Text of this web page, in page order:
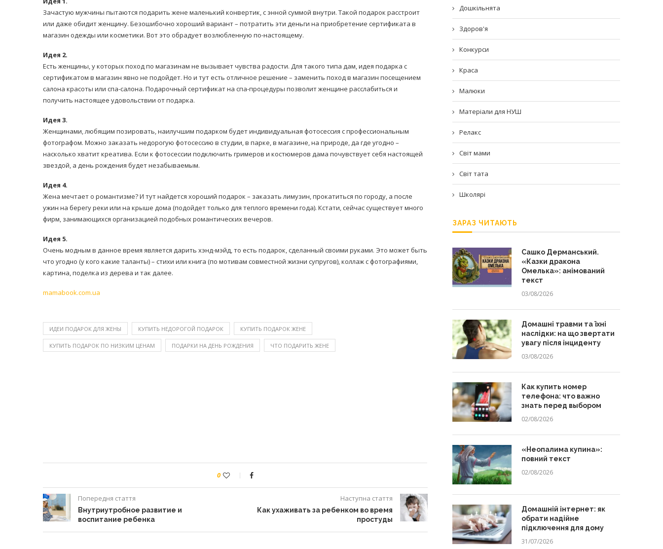
Зачастую мужчины пытаются подарить жене маленький конвертик, с энной суммой внутри. Такой подарок расстроит
или даже обидит женщину. Безошибочно хороший вариант – потратить эти деньги на приобретение сертификата в
магазин одежды или косметики. Вот это обрадует возлюбленную по-настоящему.
Идея 2.
Есть женщины, у которых поход по магазинам не вызывает чувства радости. Для такого типа дам, идея подарка с
сертификатом в магазин явно не подойдет. Но и тут есть отличное решение – заменить поход в магазин посещением
салона красоты или спа-салона. Подарочный сертификат на спа-процедуры позволит женщине расслабиться и
получить настоящее удовольствии от подарка.
Идея 3.
Женщинами, любящим позировать, наилучшим подарком будет индивидуальная фотосессия с профессиональным
фотографом. Можно заказать недорогую фотосессию в студии, в парке, в магазине, на природе, да где угодно –
насколько хватит креатива. Если к фотосессии подключить гримеров и костюмеров дама почувствует себя настоящей
звездой, а день рождения будет незабываемым.
Идея 4.
Жена мечтает о романтизме? И тут найдется хороший подарок – заказать лимузин, прокатиться по городу, а после
ужин на берегу реки или на крыше дома (подойдет только для теплого времени года). Кстати, сейчас существует много
фирм, занимающихся организацией подобных романтических вечеров.
Идея 5.
Очень модным в данное время является дарить хэнд-мэйд, то есть подарок, сделанный своими руками. Это может быть
что угодно (у кого какие таланты) – стихи или книга (по мотивам совместной жизни супругов), коллаж с фотографиями,
картина, поделка из дерева и так далее.
mamabook.com.ua
ИДЕИ ПОДАРОК ДЛЯ ЖЕНЫ КУПИТЬ НЕДОРОГОЙ ПОДАРОК КУПИТЬ ПОДАРОК ЖЕНЕ
КУПИТЬ ПОДАРОК ПО НИЗКИМ ЦЕНАМ ПОДАРКИ НА ДЕНЬ РОЖДЕНИЯ ЧТО ПОДАРИТЬ ЖЕНЕ
0
Попередня стаття
Внутриутробное развитие и
воспитание ребенка
Наступна стаття
Как ухаживать за ребенком во время
простуды
Дошкільнята
Здоров'я
Конкурси
Краса
Малюки
Матеріали для НУШ
Релакс
Світ мами
Світ тата
Школярі
ЗАРАЗ ЧИТАЮТЬ
Сашко Дерманський.
«Казки дракона
Омелька»: анімований
текст
03/08/2026
Домашні травми та їхні
наслідки: на що звертати
увагу після інциденту
03/08/2026
Как купить номер
телефона: что важно
знать перед выбором
02/08/2026
«Неопалима купина»:
повний текст
02/08/2026
Домашній інтернет: як
обрати надійне
підключення для дому
31/07/2026